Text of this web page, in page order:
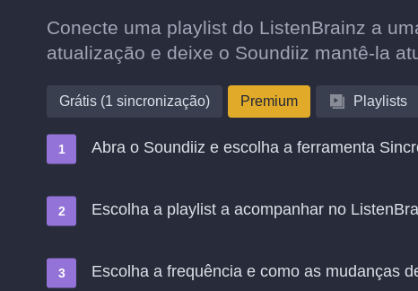
Conecte uma playlist do ListenBrainz a
atualização e deixe o Soundiiz mantê-la
Grátis (1 sincronização) Premium Playlists
Abra o Soundiiz e escolha a ferramenta
Escolha a playlist a acompanhar no
Escolha a frequência e como as mudanças